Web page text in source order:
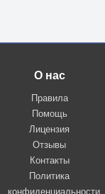
О нас
Правила
Помощь
Лицензия
Отзывы
Контакты
Политика
конфиденциальности